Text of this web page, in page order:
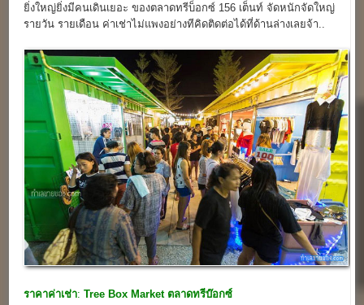
ยิ่งใหญ่ยิ่งมีคนเดินเยอะ ของตลาดทรีบ็อกซ์ 156 เต็นท์ จัดหนักจัดใหญ่
รายวัน รายเดือน ค่าเช่าไม่แพงอย่างทีคิดติดต่อได้ที่ด้านล่างเลยจ้า..
ราคาค่าเช่า:Tree Box Market ตลาดทรีบ๊อกซ์